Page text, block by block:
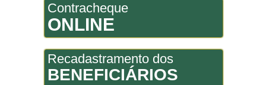
Contracheque
ONLINE
Recadastramento dos
BENEFICIÁRIOS